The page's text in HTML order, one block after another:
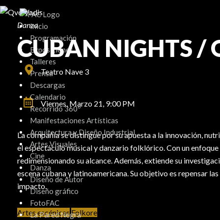
Ir
contenido
Inicio
Programación
Exposiciones
Talleres
Prensa
Descargas
Calendario
Recorrido 360º
Manifestaciones Artísticas
Arquitectura y Diseño Industrial
Artes Visuales
Cine
Danza
Diseño de Autor
Diseño gráfico
FotoFAC
La Pared Negra
Danza
CUBAN NIGHTS /
Teatro Nave 3
Viernes, Marzo 21, 9:00 PM
La compañía se distingue por su apuesta a la innovación,
el espectáculo musical y danzario folklórico. Con un
redimensionando su alcance. Además, extiende su
escena cubana y latinoamericana. Su objetivo es repensar
impacto.
Artes escénicas Folkore